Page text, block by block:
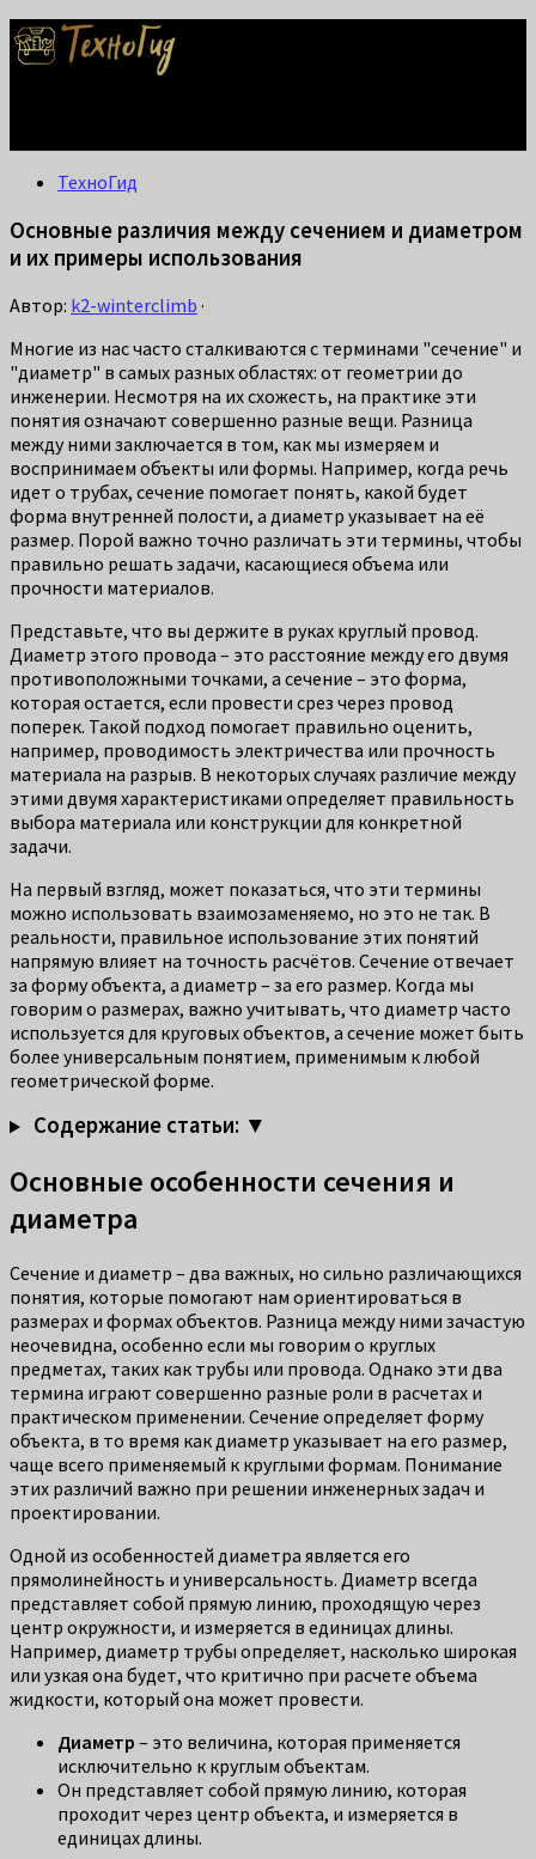
ТехноГид
Основные различия между сечением и диаметром
и их примеры использования
Автор: k2-winterclimb ·
Многие из нас часто сталкиваются с терминами "сечение" и
"диаметр" в самых разных областях: от геометрии до
инженерии. Несмотря на их схожесть, на практике эти
понятия означают совершенно разные вещи. Разница
между ними заключается в том, как мы измеряем и
воспринимаем объекты или формы. Например, когда речь
идет о трубах, сечение помогает понять, какой будет
форма внутренней полости, а диаметр указывает на её
размер. Порой важно точно различать эти термины, чтобы
правильно решать задачи, касающиеся объема или
прочности материалов.
Представьте, что вы держите в руках круглый провод.
Диаметр этого провода – это расстояние между его двумя
противоположными точками, а сечение – это форма,
которая остается, если провести срез через провод
поперек. Такой подход помогает правильно оценить,
например, проводимость электричества или прочность
материала на разрыв. В некоторых случаях различие между
этими двумя характеристиками определяет правильность
выбора материала или конструкции для конкретной
задачи.
На первый взгляд, может показаться, что эти термины
можно использовать взаимозаменяемо, но это не так. В
реальности, правильное использование этих понятий
напрямую влияет на точность расчётов. Сечение отвечает
за форму объекта, а диаметр – за его размер. Когда мы
говорим о размерах, важно учитывать, что диаметр часто
используется для круговых объектов, а сечение может быть
более универсальным понятием, применимым к любой
геометрической форме.
Содержание статьи: ▼
Основные особенности сечения и
диаметра
Сечение и диаметр – два важных, но сильно различающихся
понятия, которые помогают нам ориентироваться в
размерах и формах объектов. Разница между ними зачастую
неочевидна, особенно если мы говорим о круглых
предметах, таких как трубы или провода. Однако эти два
термина играют совершенно разные роли в расчетах и
практическом применении. Сечение определяет форму
объекта, в то время как диаметр указывает на его размер,
чаще всего применяемый к круглыми формам. Понимание
этих различий важно при решении инженерных задач и
проектировании.
Одной из особенностей диаметра является его
прямолинейность и универсальность. Диаметр всегда
представляет собой прямую линию, проходящую через
центр окружности, и измеряется в единицах длины.
Например, диаметр трубы определяет, насколько широкая
или узкая она будет, что критично при расчете объема
жидкости, который она может провести.
Диаметр – это величина, которая применяется
исключительно к круглым объектам.
Он представляет собой прямую линию, которая
проходит через центр объекта, и измеряется в
единицах длины.